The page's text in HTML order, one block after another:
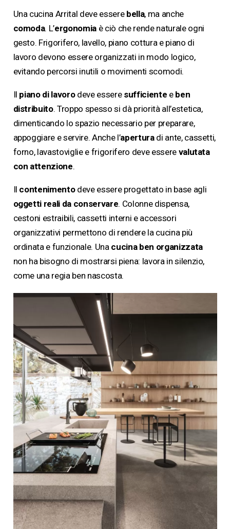
Una cucina Arrital deve essere bella, ma anche
comoda. L’ergonomia è ciò che rende naturale ogni
gesto. Frigorifero, lavello, piano cottura e piano di
lavoro devono essere organizzati in modo logico,
evitando percorsi inutili o movimenti scomodi.
Il piano di lavorodeve essere sufficiente e ben
distribuito. Troppo spesso si dà priorità all’estetica,
dimenticando lo spazio necessario per preparare,
appoggiare e servire. Anche l’aperturadi ante, cassetti,
forno, lavastoviglie e frigorifero deve essere valutata
con attenzione.
Il contenimentodeve essere progettato in base agli
oggetti reali da conservare. Colonne dispensa,
cestoni estraibili, cassetti interni e accessori
organizzativi permettono di rendere la cucina più
ordinata e funzionale. Una cucina ben organizzata
non ha bisogno di mostrarsi piena: lavora in silenzio,
come una regia ben nascosta.